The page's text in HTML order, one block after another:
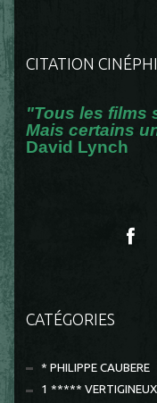
CITATION
"Tous les films
Mais certains
David Lynch
CATÉGORIES
* PHILIPPE CAUBERE
1 ***** VERTIGINEUX